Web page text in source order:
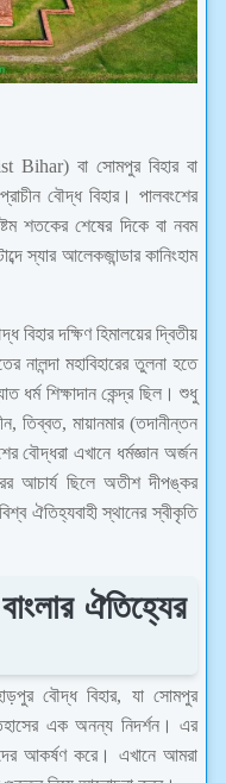
Bihar) বা সোমপুর বিহার বা
বৌদ্ধ বিহার। পালবংশের
শতকের শেষের দিকে বা নবম
স্যার আলেকজান্ডার কানিংহাম
দক্ষিণ হিমালয়ের দ্বিতীয়
মহাবিহারের তুলনা হতে
ধর্ম শিক্ষাদান কেন্দ্র ছিল। শুধু
তিব্বত, মায়ানমার (তদানীন্তন
বৌদ্ধরা এখানে ধর্মজ্ঞান অর্জন
আচার্য ছিলে অতীশ দীপঙ্কর
ঐতিহ্যবাহী স্থানের স্বীকৃতি
ঐতিহ্যের
বৌদ্ধ বিহার, যা সোমপুর
এক অনন্য নিদর্শন। এর
আকর্ষণ করে। এখানে আমরা